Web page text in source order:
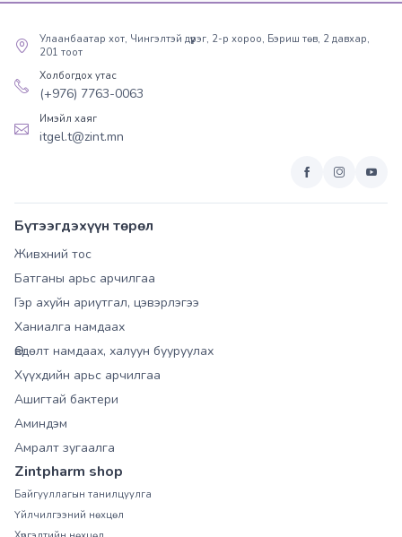
Улаанбаатар хот, Чингэлтэй дүүрэг, 2-р хороо, Бэриш төв, 2 давхар,
201 тоот
Холбогдох утас
(+976) 7763-0063
Имэйл хаяг
itgel.t@zint.mn
Бүтээгдэхүүн төрөл
Живхний тос
Батганы арьс арчилгаа
Гэр ахуйн ариутгал, цэвэрлэгээ
Ханиалга намдаах
Өвдөлт намдаах, халуун бууруулах
Хүүхдийн арьс арчилгаа
Ашигтай бактери
Аминдэм
Амралт зугаалга
Zintpharm shop
Байгууллагын танилцуулга
Үйлчилгээний нөхцөл